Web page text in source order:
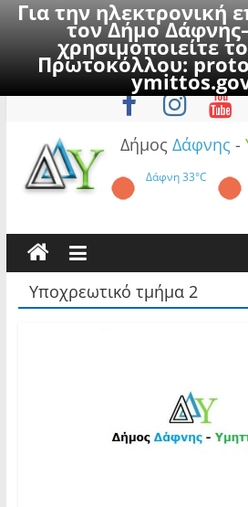
Για την ηλεκτρονική
τον Δήμο
χρησιμοποιείτε
Πρωτοκόλλου:
to
Κυριακή, 9
Δήμος Δάφνης -
Δάφνη33°C
Υποχρεωτικό τμήμα 2